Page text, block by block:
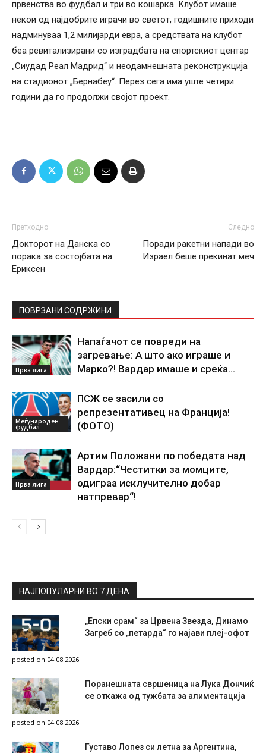
првенства во фудбал и три во кошарка. Клубот имаше
некои од најдобрите играчи во светот, годишните приходи
надминуваа 1,2 милијарди евра, а средствата на клубот
беа ревитализирани со изградбата на спортскиот центар
„Сиудад Реал Мадрид“ и неодамнешната реконструкција
на стадионот „Бернабеу“. Перез сега има уште четири
години да го продолжи својот проект.
Претходно
Докторот на Данска со
порака за состојбата на
Ериксен
Следно
Поради ракетни напади во
Израел беше прекинат меч
ПОВРЗАНИ СОДРЖИНИ
Прва лига
Напаѓачот се повреди на
загревање: А што ако играше и
Марко?! Вардар имаше и среќа…
Меѓународен
фудбал
ПСЖ се засили со
репрезентативец на Франција!
(ФОТО)
Прва лига
Артим Положани по победата над
Вардар:“Честитки за момците,
одиграа исклучително добар
натпревар“!
НАЈПОПУЛАРНИ ВО 7 ДЕНА
„Епски срам“ за Црвена Звезда, Динамо
Загреб со „петарда“ го најави плеј-офот
posted on 04.08.2026
Поранешната свршеница на Лука Дончиќ
се откажа од тужбата за алиментација
posted on 04.08.2026
Густаво Лопез си летна за Аргентина,